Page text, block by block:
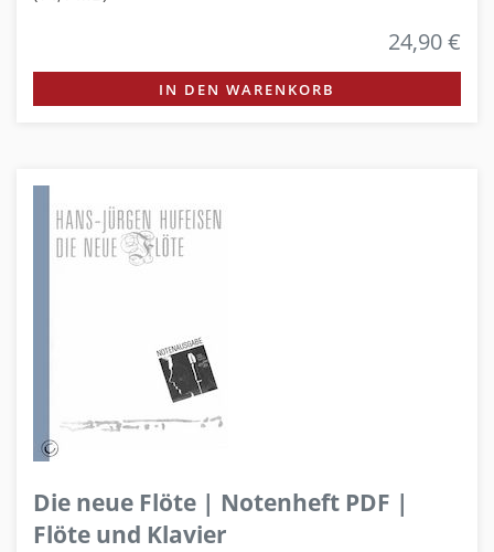
24,90 €
IN DEN WARENKORB
Die neue Flöte | Notenheft PDF |
Flöte und Klavier